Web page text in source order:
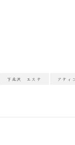
下北沢 エステ アティ